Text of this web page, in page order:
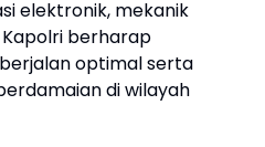
elektronik, mekanik
berharap
optimal serta
di wilayah